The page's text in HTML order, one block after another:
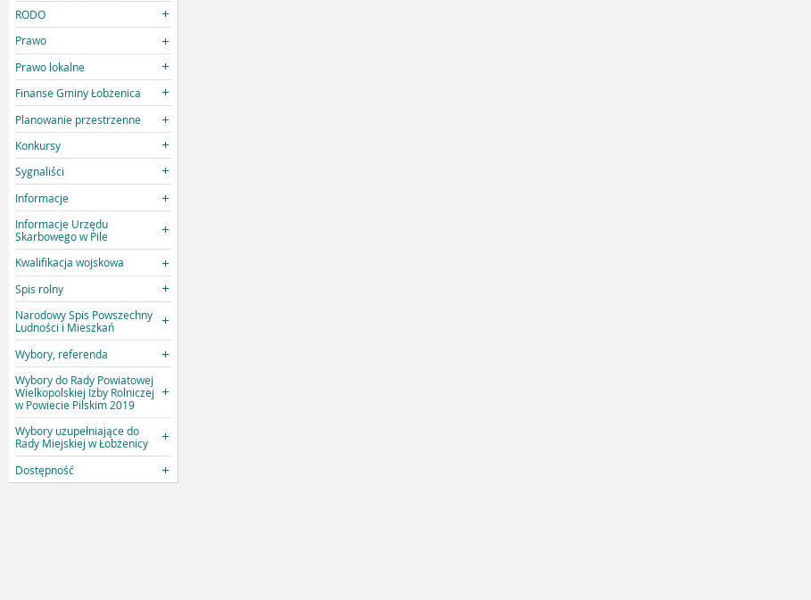
RODO
Prawo
Prawo lokalne
Finanse Gminy Łobżenica
Planowanie przestrzenne
Konkursy
Sygnaliści
Informacje
Informacje Urzędu
Skarbowego w Pile
Kwalifikacja wojskowa
Spis rolny
Narodowy Spis Powszechny
Ludności i Mieszkań
Wybory, referenda
Wybory do Rady Powiatowej
Wielkopolskiej Izby Rolniczej
w Powiecie Pilskim 2019
Wybory uzupełniające do
Rady Miejskiej w Łobżenicy
Dostępność